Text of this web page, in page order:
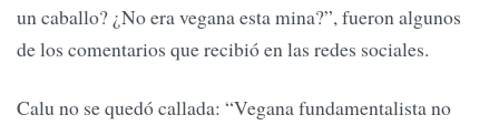
un caballo? ¿No era vegana esta mina?”, fueron algunos
de los comentarios que recibió en las redes sociales.
Calu no se quedó callada: “Vegana fundamentalista no